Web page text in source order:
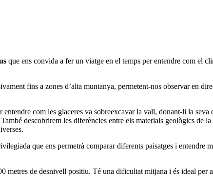
que ens convida a fer un viatge en el temps per entendre com el
fins a zones d’alta muntanya, permetent-nos observar en
com les glaceres va sobreexcavar la vall, donant-li la
descobrirem les diferències entre els materials geològics de
que ens permetrà comparar diferents paisatges i entendre
metres de desnivell positiu. Té una dificultat mitjana i és ideal per